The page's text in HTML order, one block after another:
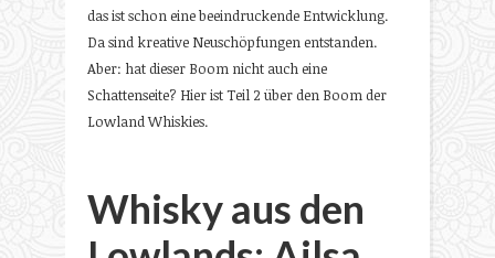
das ist schon eine beeindruckende Entwicklung.
Da sind kreative Neuschöpfungen entstanden.
Aber: hat dieser Boom nicht auch eine
Schattenseite? Hier ist Teil 2 über den Boom der
Lowland Whiskies.
Whisky aus den